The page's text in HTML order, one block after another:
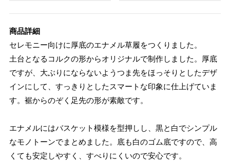
商品詳細
セレモニー向けに厚底のエナメル草履をつくりました。
土台となるコルクの形からオリジナルで制作しました。厚底
ですが、大ぶりにならないようつま先をほっそりとしたデザ
インにして、すっきりとしたスマートな印象に仕上げていま
す。裾からのぞく足先の形が素敵です。
エナメルにはバスケット模様を型押しし、黒と白でシンプル
なモノトーンでまとめました。底も白のゴム底ですので、高
くても安定しやすく、すべりにくいので安心です。